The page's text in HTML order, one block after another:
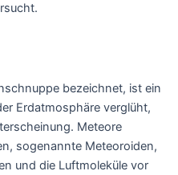
bezeichnet, ist ein
Erdatmosphäre verglüht,
Meteore
sogenannte Meteoroiden,
und die Luftmoleküle vor